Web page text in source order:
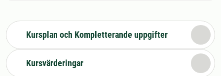
Kursplan och Kompletterande uppgifter
Kursvärderingar